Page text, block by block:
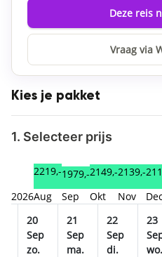
Deze reis
Vraag via
Kies je pakket
1. Selecteer prijs
2026
2219,-
Aug
1979,-
Sep
2149,-
Okt
2139,-
Nov
Dec
20
Sep
zo.
21
Sep
ma.
22
Sep
di.
23
wo.